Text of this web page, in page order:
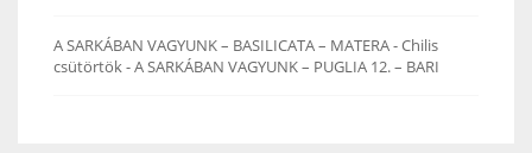
A SARKÁBAN VAGYUNK – BASILICATA – MATERA - Chilis
csütörtök-A SARKÁBAN VAGYUNK – PUGLIA 12. – BARI